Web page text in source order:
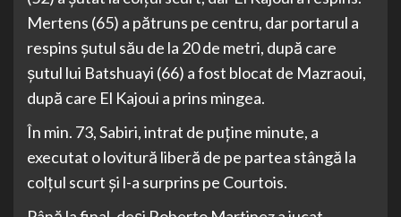
Mertens (65) a pătruns pe centru, dar portarul a
respins şutul său de la 20 de metri, după care
şutul lui Batshuayi (66) a fost blocat de Mazraoui,
după care El Kajoui a prins mingea.
În min. 73, Sabiri, intrat de puţine minute, a
executat o lovitură liberă de pe partea stângă la
colţul scurt şi l-a surprins pe Courtois.